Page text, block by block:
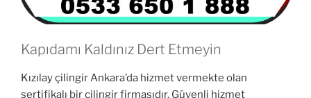
Kapıdamı Kaldınız Dert Etmeyin
Kızılay çilingir Ankara’da hizmet vermekte olan
sertifikalı bir çilingir firmasıdır. Güvenli hizmet